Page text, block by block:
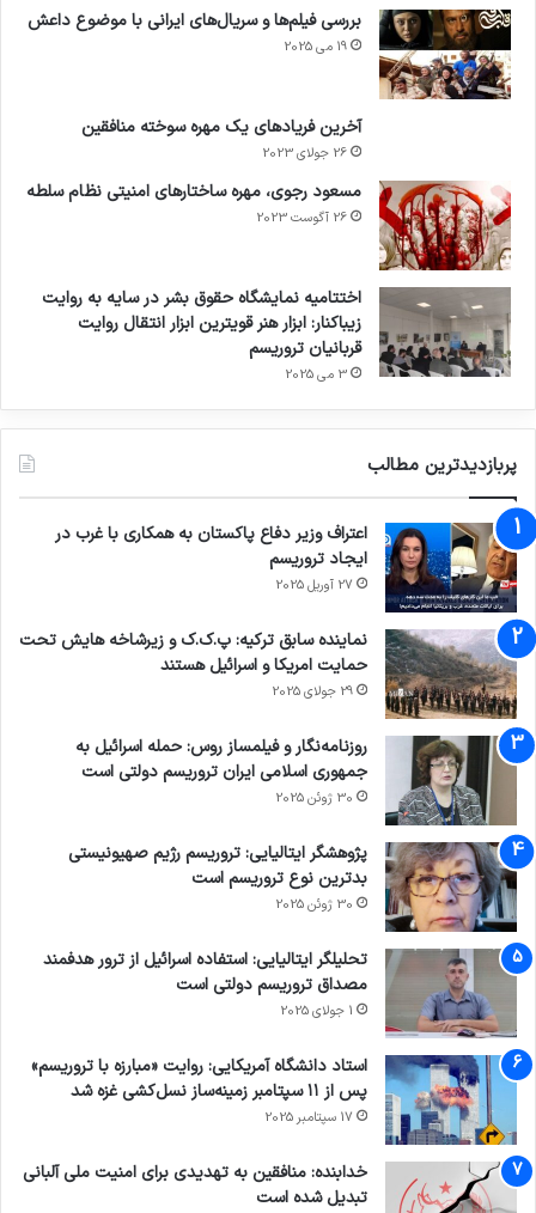
بررسی فیلم‌ها و سریال‌های ایرانی با موضوع داعش
19 می 2025
آخرین فریادهای یک مهره سوخته منافقین
26 جولای 2023
مسعود رجوی، مهره ساختارهای امنیتی نظام سلطه
26 آگوست 2023
اختتامیه نمایشگاه حقوق بشر در سایه به روایت
زیباکنار: ابزار هنر قویترین ابزار انتقال روایت
قربانیان تروریسم
3 می 2025
پربازدیدترین مطالب
اعتراف وزیر دفاع پاکستان به همکاری با غرب در
ایجاد تروریسم
27 آوریل 2025
نماینده سابق ترکیه: پ.ک.ک و زیرشاخه هایش تحت
حمایت امریکا و اسرائیل هستند
29 جولای 2025
روزنامه‌نگار و فیلمساز روس: حمله اسرائیل به
جمهوری اسلامی ایران تروریسم دولتی است
30 ژوئن 2025
پژوهشگر ایتالیایی: تروریسم رژیم صهیونیستی
بدترین نوع تروریسم است
30 ژوئن 2025
تحلیلگر ایتالیایی: استفاده اسرائیل از ترور هدفمند
مصداق تروریسم دولتی است
1 جولای 2025
استاد دانشگاه آمریکایی: روایت «مبارزه با تروریسم»
پس از ۱۱ سپتامبر زمینه‌ساز نسل‌کشی غزه شد
17 سپتامبر 2025
خدابنده: منافقین به تهدیدی برای امنیت ملی آلبانی
تبدیل شده است